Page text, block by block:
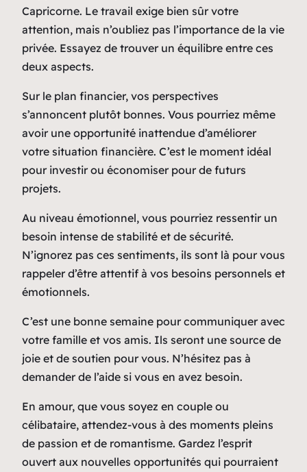
Capricorne. Le travail exige bien sûr votre
attention, mais n’oubliez pas l’importance de la vie
privée. Essayez de trouver un équilibre entre ces
deux aspects.
Sur le plan financier, vos perspectives
s’annoncent plutôt bonnes. Vous pourriez même
avoir une opportunité inattendue d’améliorer
votre situation financière. C’est le moment idéal
pour investir ou économiser pour de futurs
projets.
Au niveau émotionnel, vous pourriez ressentir un
besoin intense de stabilité et de sécurité.
N’ignorez pas ces sentiments, ils sont là pour vous
rappeler d’être attentif à vos besoins personnels et
émotionnels.
C’est une bonne semaine pour communiquer avec
votre famille et vos amis. Ils seront une source de
joie et de soutien pour vous. N’hésitez pas à
demander de l’aide si vous en avez besoin.
En amour, que vous soyez en couple ou
célibataire, attendez-vous à des moments pleins
de passion et de romantisme. Gardez l’esprit
ouvert aux nouvelles opportunités qui pourraient